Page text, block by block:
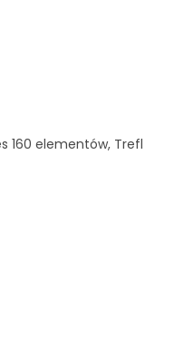
160 elementów, Trefl